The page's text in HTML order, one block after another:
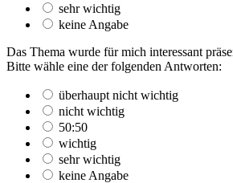
sehr wichtig
keine Angabe
Das Thema wurde für mich interessant
Bitte wähle eine der folgenden Antworten:
überhaupt nicht wichtig
nicht wichtig
50:50
wichtig
sehr wichtig
keine Angabe